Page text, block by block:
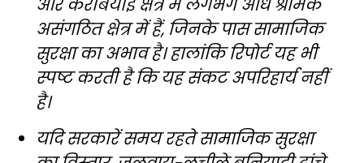
और कैरेबियाई क्षेत्र में लगभग आधे श्रमिक
असंगठित क्षेत्र में हैं, जिनके पास सामाजिक
सुरक्षा का अभाव है। हालांकि रिपोर्ट यह भी
स्पष्ट करती है कि यह संकट अपरिहार्य नहीं
है।
यदि सरकारें समय रहते सामाजिक सुरक्षा